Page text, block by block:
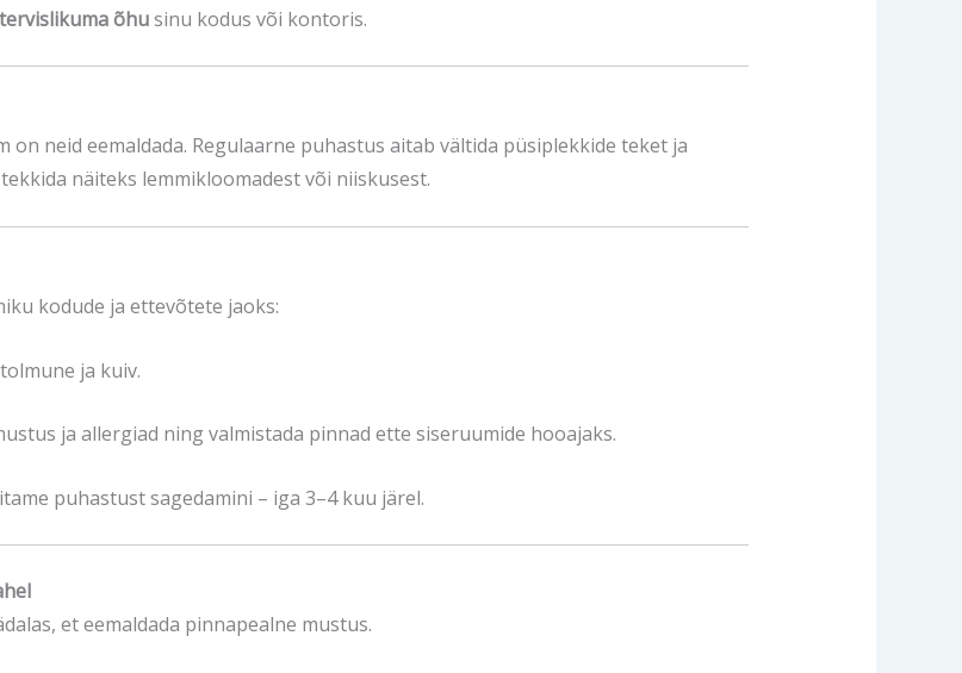
õhusinu kodus või kontoris.
on neid eemaldada. Regulaarne puhastus aitab vältida püsiplekkide teket ja
näiteks lemmikloomadest või niiskusest.
kodude ja ettevõtete jaoks:
ja kuiv.
ja allergiad ning valmistada pinnad ette siseruumide hooajaks.
puhastust sagedamini – iga 3–4 kuu järel.
et eemaldada pinnapealne mustus.